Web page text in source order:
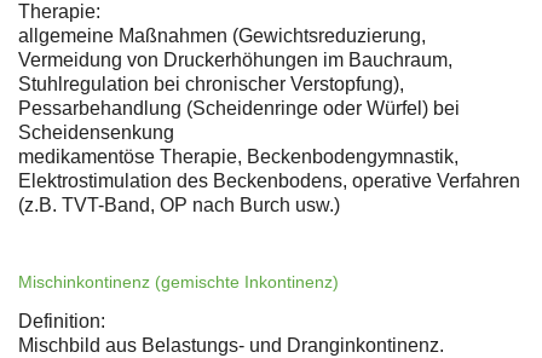
Therapie:
allgemeine Maßnahmen (Gewichtsreduzierung,
Vermeidung von Druckerhöhungen im Bauchraum,
Stuhlregulation bei chronischer Verstopfung),
Pessarbehandlung (Scheidenringe oder Würfel) bei
Scheidensenkung
medikamentöse Therapie, Beckenbodengymnastik,
Elektrostimulation des Beckenbodens, operative Verfahren
(z.B. TVT-Band, OP nach Burch usw.)
Mischinkontinenz (gemischte Inkontinenz)
Definition:
Mischbild aus Belastungs- und Dranginkontinenz.